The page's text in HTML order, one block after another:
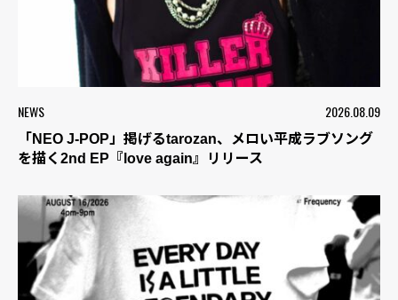
NEWS 2026.08.09
「NEO J-POP」掲げるtarozan、メロい平成ラブソング
を描く2nd EP『love again』リリース